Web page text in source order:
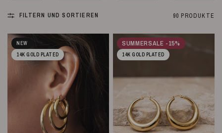
FILTERN UND SORTIEREN 90 PRODUKTE
NEW
14K GOLD PLATED
SUMMERSALE -15%
14K GOLD PLATED